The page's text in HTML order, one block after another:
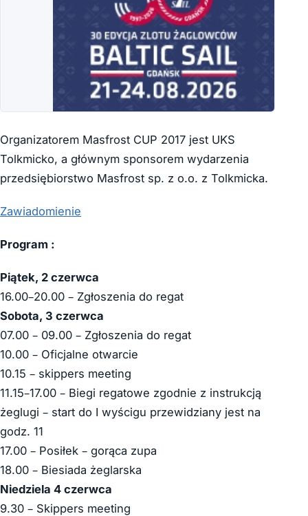
Organizatorem Masfrost CUP 2017 jest UKS
Tolkmicko, a głównym sponsorem wydarzenia
przedsiębiorstwo Masfrost sp. z o.o. z Tolkmicka.
Zawiadomienie
Program :
Piątek, 2 czerwca
16.00–20.00 – Zgłoszenia do regat
Sobota, 3 czerwca
07.00 – 09.00 – Zgłoszenia do regat
10.00 – Oficjalne otwarcie
10.15 – skippers meeting
11.15–17.00 – Biegi regatowe zgodnie z instrukcją
żeglugi – start do I wyścigu przewidziany jest na
godz. 11
17.00 – Posiłek – gorąca zupa
18.00 – Biesiada żeglarska
Niedziela 4 czerwca
9.30 – Skippers meeting